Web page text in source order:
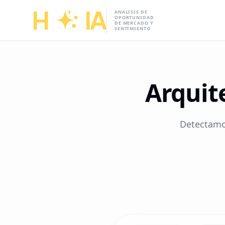
H IA
ANALISIS DE
OPORTUNIDAD
DE MERCADO Y
SENTIMIENTO